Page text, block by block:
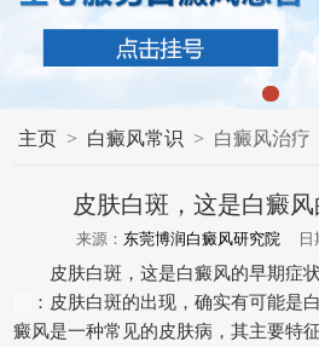
主页 > 白癜风常识 > 白癜风治疗
皮肤白斑，这是白癜
来源： 东莞博润白癜风研究院 日
皮肤白斑，这是白癜风的早期症
：皮肤白斑的出现，确实有可能是
癜风是一种常见的皮肤病，其主要特